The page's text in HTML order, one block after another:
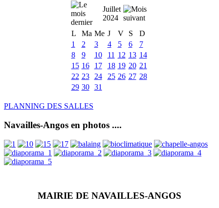
Juillet
2024
L
Ma Me J V S
D
1
2 3 4 5 6
7
8
9 10 11 12 13 14
15 16 17 18 19 20 21
22 23 24 25 26 27 28
29 30 31
PLANNING DES SALLES
Navailles-Angos en photos ....
MAIRIE DE NAVAILLES-ANGOS